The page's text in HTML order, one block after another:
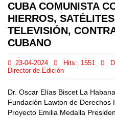
CUBA COMUNISTA
HIERROS,
TELEVISIÓN,
CUBANO
23-04-2024 Hits: 1551
Director de Edición
Dr. Oscar Elías Biscet La
Fundación Lawton de Derechos
Proyecto Emilia Medalla